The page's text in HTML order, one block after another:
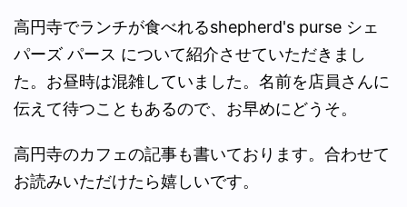
高円寺でランチが食べれるshepherd's purse シェ
パーズ パース について紹介させていただきまし
た。お昼時は混雑していました。名前を店員さんに
伝えて待つこともあるので、お早めにどうそ。
高円寺のカフェの記事も書いております。合わせて
お読みいただけたら嬉しいです。